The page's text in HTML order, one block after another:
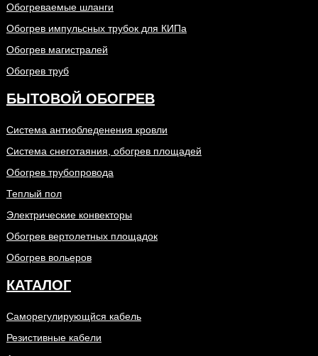
Обогреваемые шланги
Обогрев импульсных трубок для КИПа
Обогрев магистралей
Обогрев труб
БЫТОВОЙ ОБОГРЕВ
Система антиобледенения кровли
Система снеготаяния, обогрев площадей
Обогрев трубопровода
Теплый пол
Электрические конвекторы
Обогрев вертолетных площадок
Обогрев вольеров
КАТАЛОГ
Саморегулирующйся кабель
Резистивные кабели